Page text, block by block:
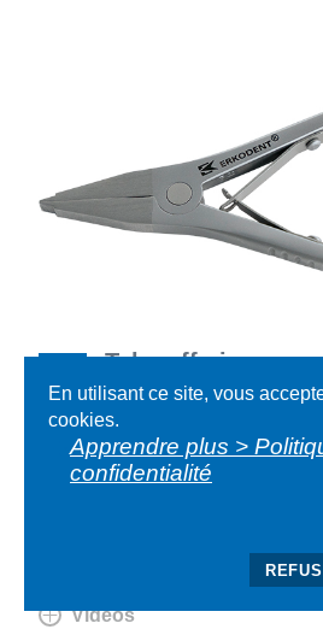
Take-off pince
Pince pour facilement
thermoformées et d‘autres du
Vidéos
En utilisant ce site, vous
cookies.
Apprendre plus >
confidentialité